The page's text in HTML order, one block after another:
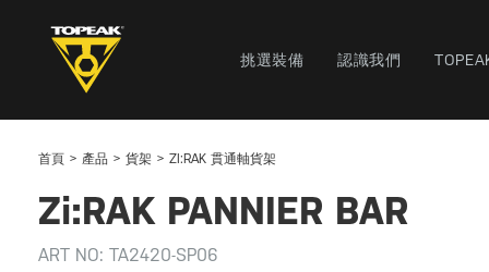
挑選裝備 認識我們
首頁 產品 貨架 ZI:RAK 貫通軸貨架
Zi:RAK PANNIER BAR
ART NO: TA2420-SP06